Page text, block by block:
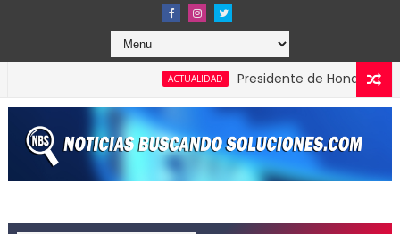
ACTUALIDAD
Presidente de Honduras
en los Effie Awards República Dominicana 2026